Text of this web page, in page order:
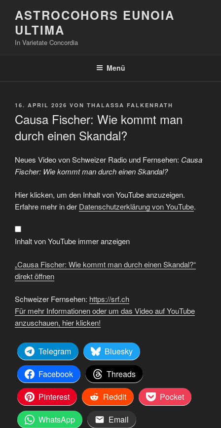
Inhalt
springen
ASTROCOHORS EUNOIA
ULTIMA
In Varietate Concordia
Menü
VERÖFFENTLICHT
16. APRIL 2026 VON THALASSA FALKENRATH
Causa Fischer: Wie kommt man
durch einen Skandal?
Neues Video von Schweizer Radio und Fernsehen: Causa
Fischer: Wie kommt man durch einen Skandal?
„Causa
Fischer:
Wie
kommt
durch
einen
Skandal?“
von
anzeigen
Hier klicken, um den Inhalt von YouTube anzuzeigen.
Erfahre mehr in der Datenschutzerklärung von YouTube.
Inhalt von YouTube immer anzeigen
„Causa Fischer: Wie kommt man durch einen Skandal?“
direkt öffnen
Schweizer Fernsehen: https://srf.ch
Für mehr Informationen oder um das Video auf YouTube
anzuschauen, hier klicken!
Telegram
Bluesky
Facebook
Threads
Pinterest
Reddit
Pocket
WhatsApp
Email